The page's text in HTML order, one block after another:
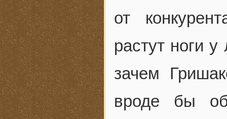
от
растут ноги
зачем
вроде бы